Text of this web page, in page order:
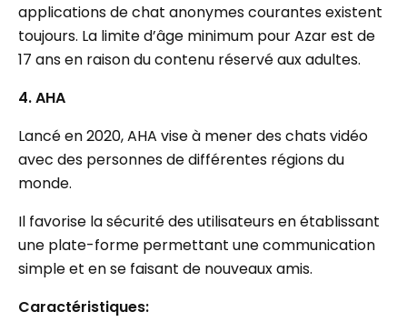
applications de chat anonymes courantes existent
toujours. La limite d’âge minimum pour Azar est de
17 ans en raison du contenu réservé aux adultes.
4. AHA
Lancé en 2020, AHA vise à mener des chats vidéo
avec des personnes de différentes régions du
monde.
Il favorise la sécurité des utilisateurs en établissant
une plate-forme permettant une communication
simple et en se faisant de nouveaux amis.
Caractéristiques: